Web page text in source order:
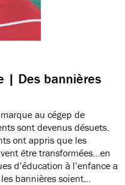
| Des bannières
au cégep de
sont devenus désuets.
ont appris que les
être transformées…en
d’éducation à l’enfance a
bannières soient…